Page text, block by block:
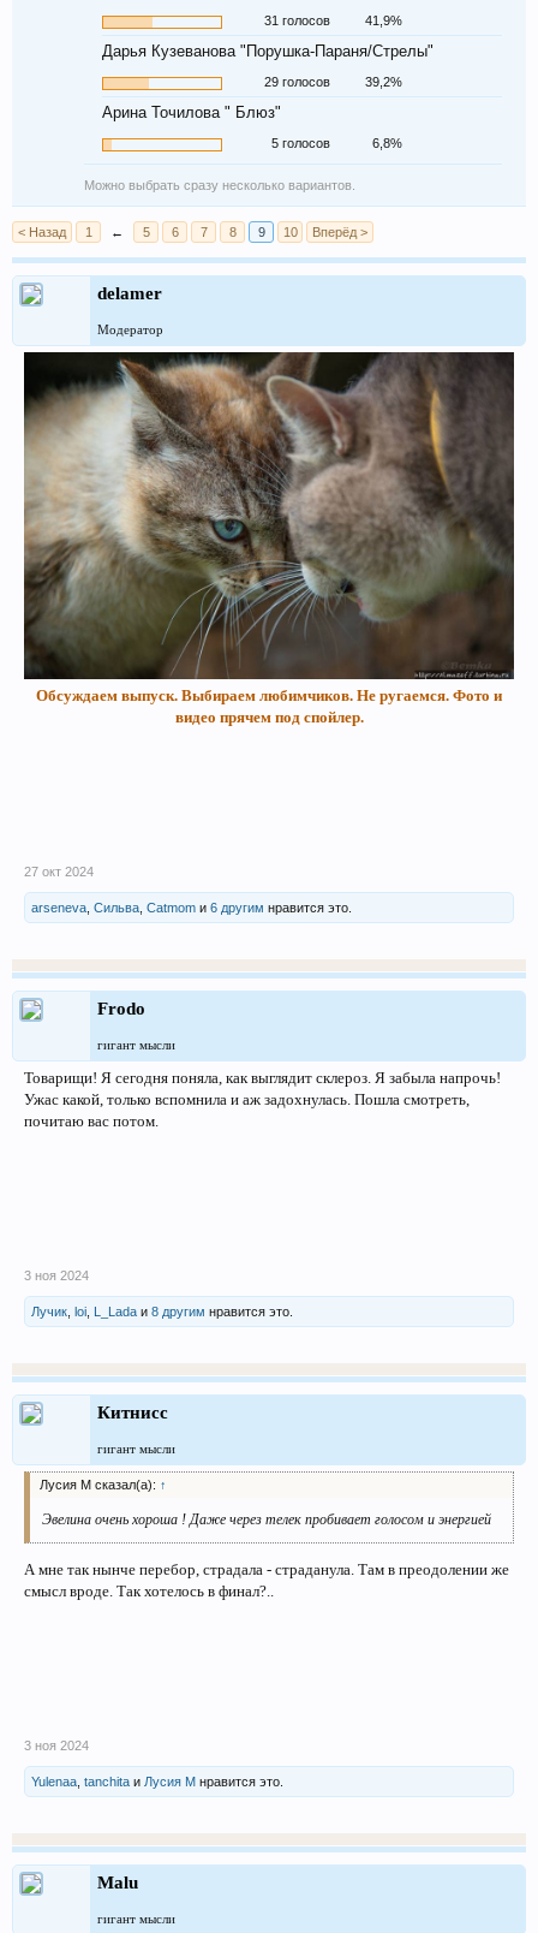
31 голосов 41,9%
Дарья Кузеванова "Порушка-Параня/Стрелы"
29 голосов 39,2%
Арина Точилова " Блюз"
5 голосов 6,8%
Можно выбрать сразу несколько вариантов.
< Назад 1 ← 5 6 7 8 9 10 Вперёд >
delamer
Модератор
Обсуждаем выпуск. Выбираем любимчиков. Не ругаемся. Фото и
видео прячем под спойлер.
27 окт 2024
arseneva Сильва Catmom и 6 другим нравится это.
Frodo
гигант мысли
Товарищи! Я сегодня поняла, как выглядит склероз. Я забыла напрочь!
Ужас какой, только вспомнила и аж задохнулась. Пошла смотреть,
почитаю вас потом.
3 ноя 2024
Лучик loi L_Lada и 8 другим нравится это.
Китнисс
гигант мысли
Лусия М сказал(а): ↑
Эвелина очень хороша ! Даже через телек пробивает голосом и энергией
А мне так нынче перебор, страдала - страданула. Там в преодолении же
смысл вроде. Так хотелось в финал?..
3 ноя 2024
Yulenaa tanchita и Лусия М нравится это.
Malu
гигант мысли